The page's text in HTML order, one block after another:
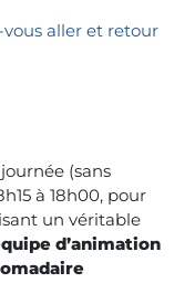
vous aller et retour
(sans
à 18h00, pour
un véritable
d’animation